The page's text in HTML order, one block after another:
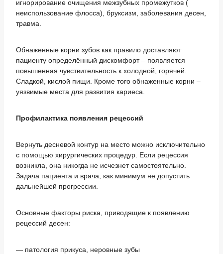
игнорирование очищения межзубных промежутков (
неиспользование флосса), бруксизм, заболевания десен,
травма.
Обнаженные корни зубов как правило доставляют
пациенту определённый дискомфорт – появляется
повышенная чувствительность к холодной, горячей.
Сладкой, кислой пищи. Кроме того обнаженные корни –
уязвимые места для развития кариеса.
Профилактика появления рецессий
Вернуть десневой контур на место можно исключительно
с помощью хирургических процедур. Если рецессия
возникла, она никогда не исчезнет самостоятельно.
Задача пациента и врача, как минимум не допустить
дальнейшей прогрессии.
Основные факторы риска, приводящие к появлению
рецессий десен:
— патология прикуса, неровные зубы